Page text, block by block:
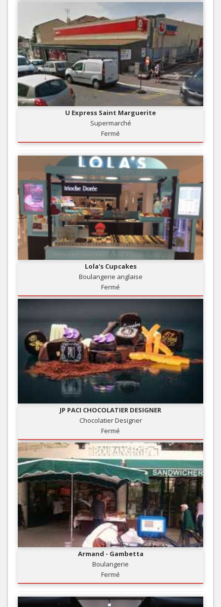
U Express Saint Marguerite
Supermarché
Fermé
Lola's Cupcakes
Boulangerie anglaise
Fermé
JP PACI CHOCOLATIER DESIGNER
Chocolatier Designer
Fermé
Armand - Gambetta
Boulangerie
Fermé